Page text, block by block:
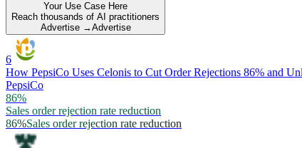
Your Use Case Here
Reach thousands of AI practitioners
Advertise →Advertise
6
How PepsiCo Uses Celonis to Cut Order Rejections 86% and
PepsiCo
86%
Sales order rejection rate reduction
86%Sales order rejection rate reduction